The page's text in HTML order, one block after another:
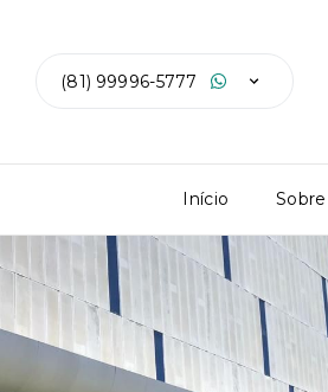
(81) 99996-5777
Início Sobre